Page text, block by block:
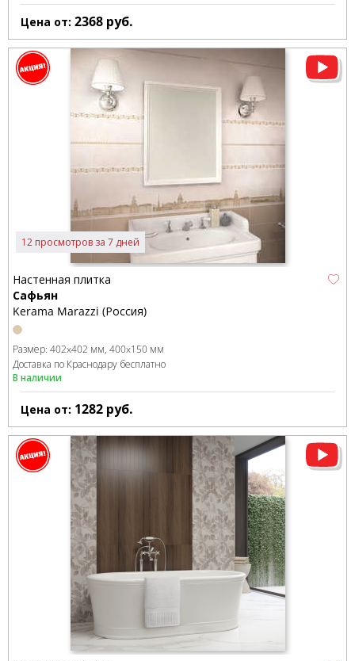
Цена от: 2368 руб.
12 просмотров за 7 дней
Настенная плитка
Сафьян
Kerama Marazzi (Россия)
Размер: 402x402 мм 400x150 мм
Доставка по Краснодару бесплатно
В наличии
Цена от: 1282 руб.